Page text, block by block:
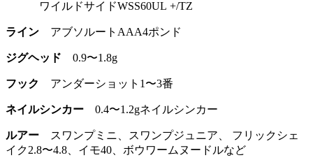
ワイルドサイドWSS60UL +/TZ
ライン アブソルートAAA4ポンド
ジグヘッド 0.9〜1.8g
フック アンダーショット1〜3番
ネイルシンカー 0.4〜1.2gネイルシンカー
ルアー スワンプミニ、スワンプジュニア、 フリックシェ
イク2.8〜4.8、イモ40、ボウワームヌードルなど